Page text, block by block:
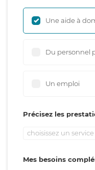
Une aide à
Du personnel
Un emploi
Précisez les
choisissez un service
Mes besoins